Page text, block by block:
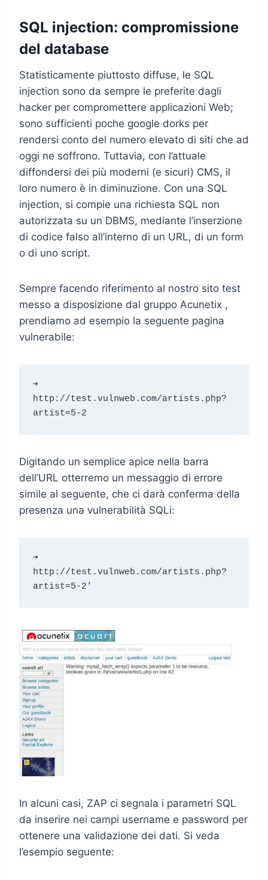
SQL injection: compromissione
del database
Statisticamente piuttosto diffuse, le SQL
injection sono da sempre le preferite dagli
hacker per compromettere applicazioni Web;
sono sufficienti poche google dorks per
rendersi conto del numero elevato di siti che ad
oggi ne soffrono. Tuttavia, con l’attuale
diffondersi dei più moderni (e sicuri) CMS, il
loro numero è in diminuzione. Con una SQL
injection, si compie una richiesta SQL non
autorizzata su un DBMS, mediante l’inserzione
di codice falso all’interno di un URL, di un form
o di uno script.
Sempre facendo riferimento al nostro sito test
messo a disposizione dal gruppo Acunetix ,
prendiamo ad esempio la seguente pagina
vulnerabile:
➔
http://test.vulnweb.com/artists.php?
artist=5-2
Digitando un semplice apice nella barra
dell’URL otterremo un messaggio di errore
simile al seguente, che ci darà conferma della
presenza una vulnerabilità SQLi:
➔
http://test.vulnweb.com/artists.php?
artist=5-2’
In alcuni casi, ZAP ci segnala i parametri SQL
da inserire nei campi username e password per
ottenere una validazione dei dati. Si veda
l’esempio seguente: